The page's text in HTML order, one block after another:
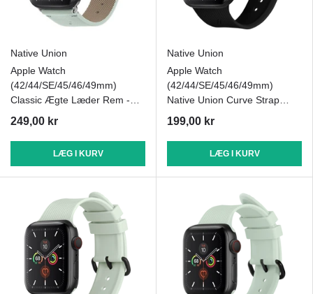
Native Union
Apple Watch
(42/44/SE/45/46/49mm)
Classic Ægte Læder Rem -
Grøn
249,00 kr
LÆG I KURV
Native Union
Apple Watch
(42/44/SE/45/46/49mm)
Native Union Curve Strap
Silikone Rem - Sort
199,00 kr
LÆG I KURV